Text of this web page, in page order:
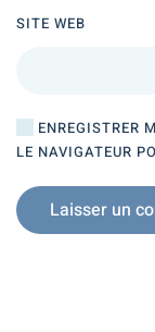
SITE WEB
ENREGISTRER
LE NAVIGATEUR
Laisser un